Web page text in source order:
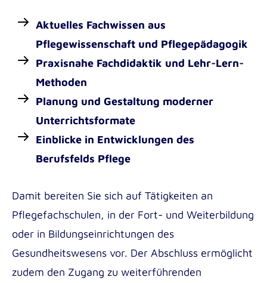
Aktuelles Fachwissen aus
Pflegewissenschaft und Pflegepädagogik
Praxisnahe Fachdidaktik und Lehr-Lern-
Methoden
Planung und Gestaltung moderner
Unterrichtsformate
Einblicke in Entwicklungen des
Berufsfelds Pflege
Damit bereiten Sie sich auf Tätigkeiten an
Pflegefachschulen, in der Fort- und Weiterbildung
oder in Bildungseinrichtungen des
Gesundheitswesens vor. Der Abschluss ermöglicht
zudem den Zugang zu weiterführenden